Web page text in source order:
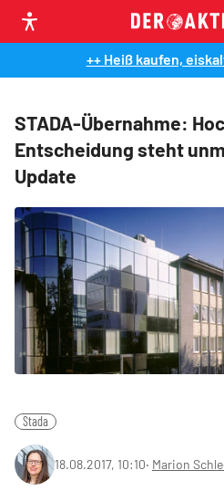
++ Heiß kaufen,
STADA-Übernahme:
Entscheidung steht
Update
Stada
18.08.2017, 10:10‧ Marion